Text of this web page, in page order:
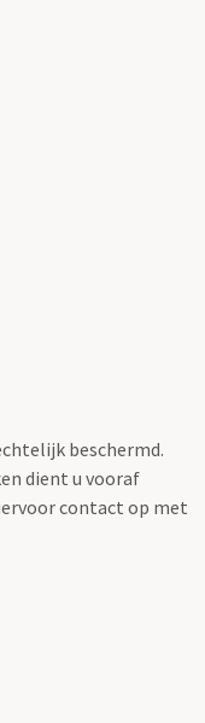
beschermd.
dient u vooraf
contact op met